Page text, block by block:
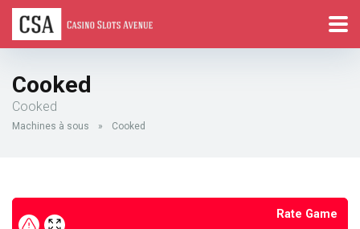
Cooked
Cooked
Machines à sous » Cooked
Rate Game